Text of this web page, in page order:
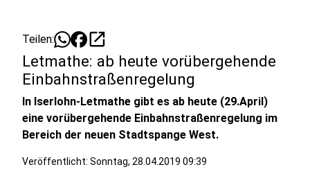
Teilen: open_in_new
Letmathe: ab heute vorübergehende
Einbahnstraßenregelung
In Iserlohn-Letmathe gibt es ab heute (29.April)
eine vorübergehende Einbahnstraßenregelung im
Bereich der neuen Stadtspange West.
Veröffentlicht: Sonntag, 28.04.2019 09:39